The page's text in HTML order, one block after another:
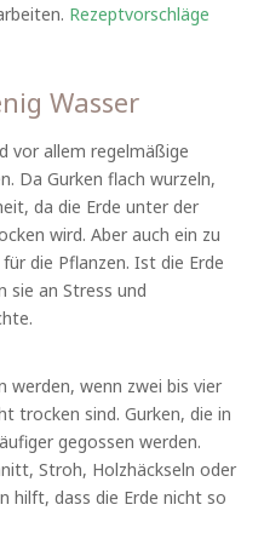
Rezeptvorschläge
Wasser
vor allem regelmäßige
Da Gurken flach wurzeln,
da die Erde unter der
wird. Aber auch ein zu
die Pflanzen. Ist die Erde
sie an Stress und
werden, wenn zwei bis vier
trocken sind. Gurken, die in
gegossen werden.
Stroh, Holzhäckseln oder
hilft, dass die Erde nicht so